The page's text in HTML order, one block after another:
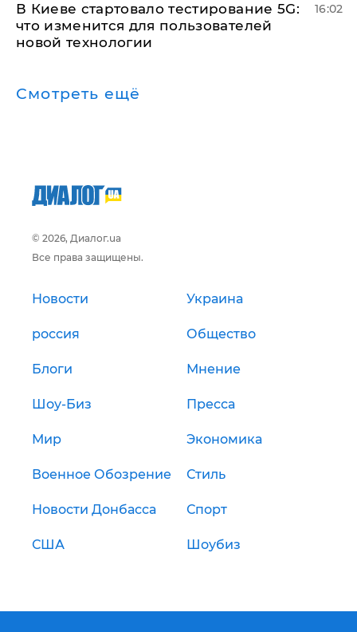
В Киеве стартовало тестирование 5G:
что изменится для пользователей
новой технологии
16:02
Смотреть ещё
© 2026, Диалог.ua
Все права защищены.
Новости Украина
россия Общество
Блоги Мнение
Шоу-Биз Пресса
Мир Экономика
Военное Обозрение Стиль
Новости Донбасса Спорт
США Шоубиз